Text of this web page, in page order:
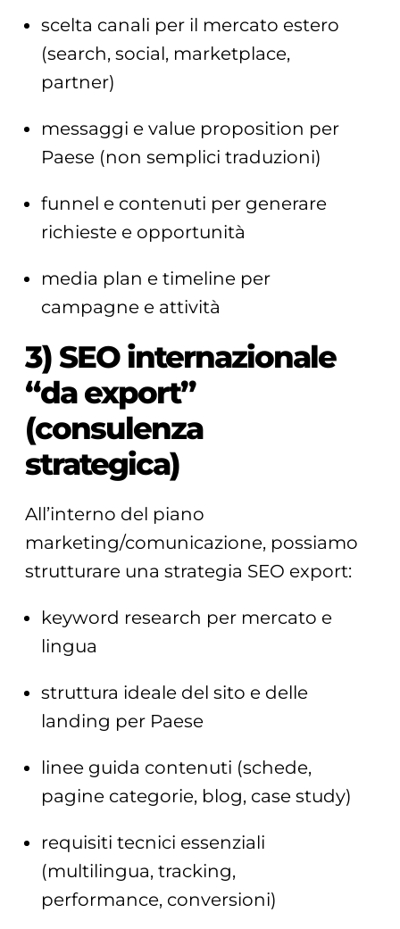
scelta canali per il mercato estero
(search, social, marketplace,
partner)
messaggi e value proposition per
Paese (non semplici traduzioni)
funnel e contenuti per generare
richieste e opportunità
media plan e timeline per
campagne e attività
3) SEO internazionale
“da export”
(consulenza
strategica)
All’interno del piano
marketing/comunicazione, possiamo
strutturare una strategia SEO export:
keyword research per mercato e
lingua
struttura ideale del sito e delle
landing per Paese
linee guida contenuti (schede,
pagine categorie, blog, case study)
requisiti tecnici essenziali
(multilingua, tracking,
performance, conversioni)